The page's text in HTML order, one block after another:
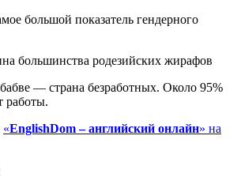
большой показатель гендерного
большинства родезийских жирафов
— страна безработных. Около 95%
работы.
«EnglishDom – английский онлайн» на